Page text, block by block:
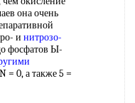
она очень
и нитрозо-
фосфатов Ы-
= 0, а также 5 =